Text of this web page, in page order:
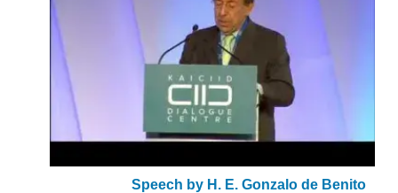
Speech by H. E. Gonzalo de Benito